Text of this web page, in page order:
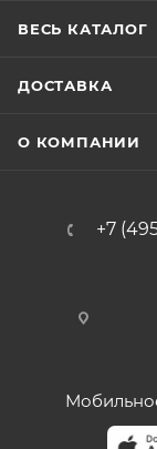
ВЕСЬ КАТАЛОГ
ДОСТАВКА
О КОМПАНИИ
+7